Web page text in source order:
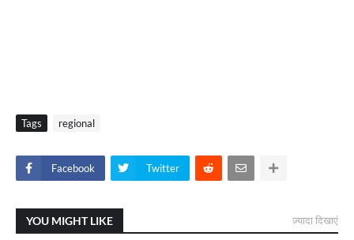
Tags regional
Facebook Twitter
YOU MIGHT LIKE ज़्यादा दिखाएं